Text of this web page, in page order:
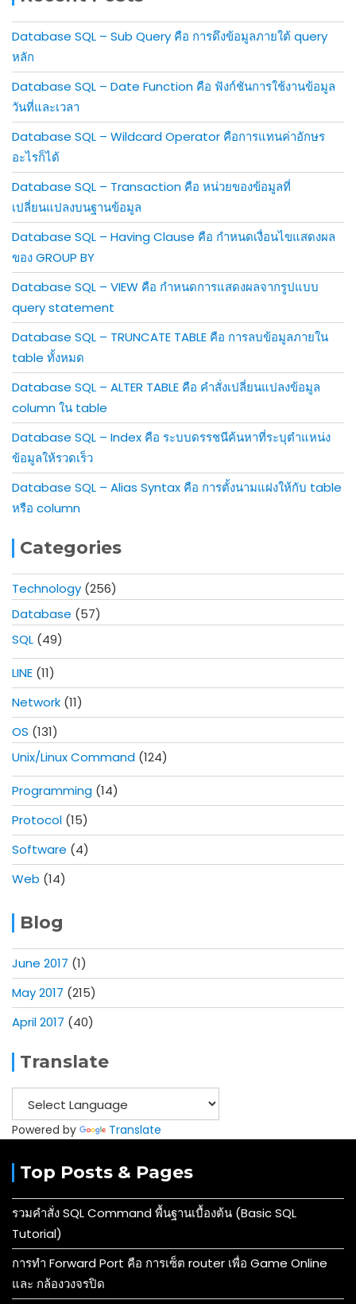
Database SQL – Sub Query คือ การดึงข้อมูลภายใต้ query
หลัก
Database SQL – Date Function คือ ฟังก์ชันการใช้งานข้อมูล
วันที่และเวลา
Database SQL – Wildcard Operator คือการแทนค่าอักษร
อะไรก็ได้
Database SQL – Transaction คือ หน่วยของข้อมูลที่
เปลี่ยนแปลงบนฐานข้อมูล
Database SQL – Having Clause คือ กำหนดเงื่อนไขแสดงผล
ของ GROUP BY
Database SQL – VIEW คือ กำหนดการแสดงผลจากรูปแบบ
query statement
Database SQL – TRUNCATE TABLE คือ การลบข้อมูลภายใน
table ทั้งหมด
Database SQL – ALTER TABLE คือ คำสั่งเปลี่ยนแปลงข้อมูล
column ใน table
Database SQL – Index คือ ระบบดรรชนีค้นหาที่ระบุตำแหน่ง
ข้อมูลให้รวดเร็ว
Database SQL – Alias Syntax คือ การตั้งนามแฝงให้กับ table
หรือ column
Categories
Technology (256)
Database (57)
SQL (49)
LINE (11)
Network (11)
OS (131)
Unix/Linux Command (124)
Programming (14)
Protocol (15)
Software (4)
Web (14)
Blog
June 2017 (1)
May 2017 (215)
April 2017 (40)
Translate
Powered by Translate
Top Posts & Pages
รวมคำสั่ง SQL Command พื้นฐานเบื้องต้น (Basic SQL
Tutorial)
การทำ Forward Port คือ การเซ็ต router เพื่อ Game Online
และ กล้องวงจรปิด